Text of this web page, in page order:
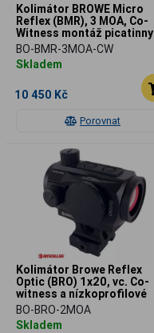
Porovnat
Kolimátor BROWE Micro
Reflex (BMR), 3 MOA, Co-
Witness montáž picatinny
BO-BMR-3MOA-CW
Skladem
10 450 Kč
Kolimátor Browe Reflex
Optic (BRO) 1x20, vc. Co-
witness a nízkoprofilové
montáže Picatinny
BO-BRO-2MOA
Skladem